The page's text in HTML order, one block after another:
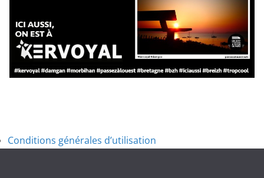
Conditions générales d’utilisation